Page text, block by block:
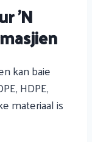
'n
kan baie
HDPE,
materiaal is